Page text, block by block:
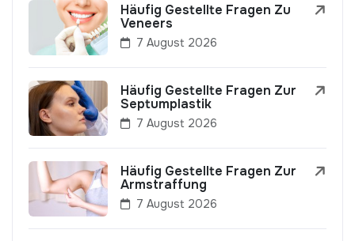
Häufig Gestellte Fragen Zu
Veneers
7 August 2026
Häufig Gestellte Fragen Zur
Septumplastik
7 August 2026
Häufig Gestellte Fragen Zur
Armstraffung
7 August 2026